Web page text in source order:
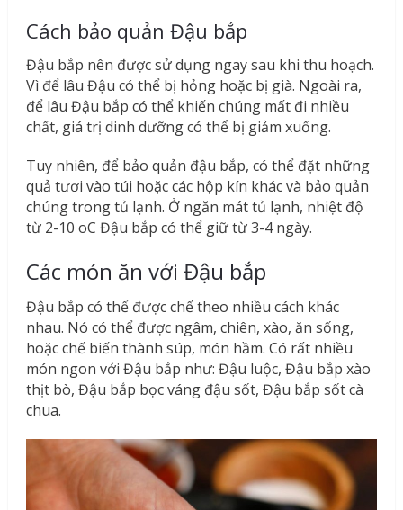
Cách bảo quản Đậu bắp
Đậu bắp nên được sử dụng ngay sau khi thu hoạch.
Vì để lâu Đậu có thể bị hỏng hoặc bị già. Ngoài ra,
để lâu Đậu bắp có thể khiến chúng mất đi nhiều
chất, giá trị dinh dưỡng có thể bị giảm xuống.
Tuy nhiên, để bảo quản đậu bắp, có thể đặt những
quả tươi vào túi hoặc các hộp kín khác và bảo quản
chúng trong tủ lạnh. Ở ngăn mát tủ lạnh, nhiệt độ
từ 2-10 oC Đậu bắp có thể giữ từ 3-4 ngày.
Các món ăn với Đậu bắp
Đậu bắp có thể được chế theo nhiều cách khác
nhau. Nó có thể được ngâm, chiên, xào, ăn sống,
hoặc chế biến thành súp, món hầm. Có rất nhiều
món ngon với Đậu bắp như: Đậu luộc, Đậu bắp xào
thịt bò, Đậu bắp bọc váng đậu sốt, Đậu bắp sốt cà
chua.